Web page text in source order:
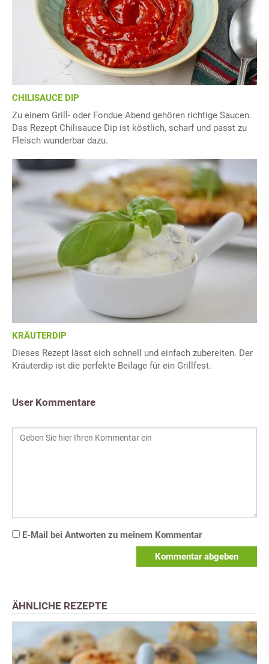
CHILISAUCE DIP
Zu einem Grill- oder Fondue Abend gehören richtige Saucen.
Das Rezept Chilisauce Dip ist köstlich, scharf und passt zu
Fleisch wunderbar dazu.
KRÄUTERDIP
Dieses Rezept lässt sich schnell und einfach zubereiten. Der
Kräuterdip ist die perfekte Beilage für ein Grillfest.
User Kommentare
E-Mail bei Antworten zu meinem Kommentar
Kommentar abgeben
ÄHNLICHE REZEPTE